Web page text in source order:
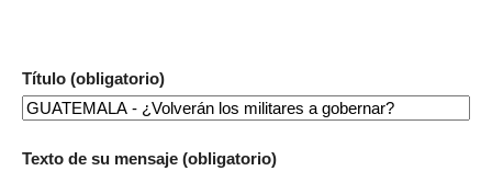
Título (obligatorio)
Texto de su mensaje (obligatorio)